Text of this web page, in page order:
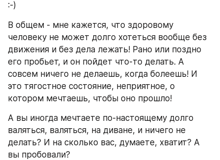
:-)
В общем - мне кажется, что здоровому
человеку не может долго хотеться вообще без
движения и без дела лежать! Рано или поздно
его пробьет, и он пойдет что-то делать. А
совсем ничего не делаешь, когда болеешь! И
это тягостное состояние, неприятное, о
котором мечтаешь, чтобы оно прошло!
А вы иногда мечтаете по-настоящему долго
валяться, валяться, на диване, и ничего не
делать? И на сколько вас, думаете, хватит? А
вы пробовали?